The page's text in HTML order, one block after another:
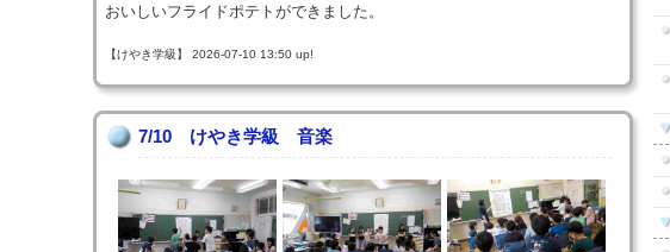
おいしいフライドポテトができました。
【けやき学級】 2026-07-10 13:50 up!
7/10 けやき学級 音楽